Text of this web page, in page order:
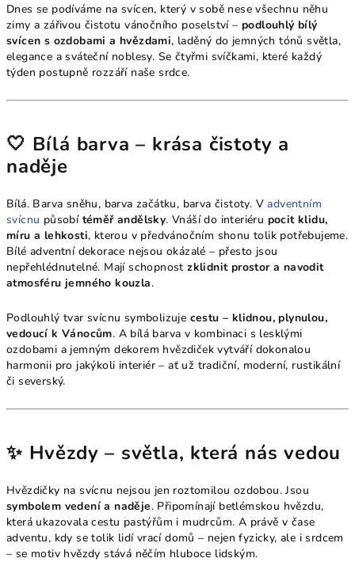
Dnes se podíváme na svícen, který v sobě nese všechnu něhu
zimy a zářivou čistotu vánočního poselství – podlouhlý bílý
svícen s ozdobami a hvězdami, laděný do jemných tónů světla,
elegance a sváteční noblesy. Se čtyřmi svíčkami, které každý
týden postupně rozzáří naše srdce.
🤍 Bílá barva – krása čistoty a
naděje
Bílá. Barva sněhu, barva začátku, barva čistoty. Vadventním
svícnu působí téměř andělsky. Vnáší do interiéru pocit klidu,
míru a lehkosti, kterou v předvánočním shonu tolik potřebujeme.
Bílé adventní dekorace nejsou okázalé – přesto jsou
nepřehlédnutelné. Mají schopnostzklidnit prostor a navodit
atmosféru jemného kouzla.
Podlouhlý tvar svícnu symbolizuje cestu – klidnou, plynulou,
vedoucí k Vánocům. A bílá barva v kombinaci s lesklými
ozdobami a jemným dekorem hvězdiček vytváří dokonalou
harmonii pro jakýkoli interiér – ať už tradiční, moderní, rustikální
či severský.
✨ Hvězdy – světla, která nás vedou
Hvězdičky na svícnu nejsou jen roztomilou ozdobou. Jsou
symbolem vedení a naděje. Připomínají betlémskou hvězdu,
která ukazovala cestu pastýřům i mudrcům. A právě v čase
adventu, kdy se tolik lidí vrací domů – nejen fyzicky, ale i srdcem
– se motiv hvězdy stává něčím hluboce lidským.